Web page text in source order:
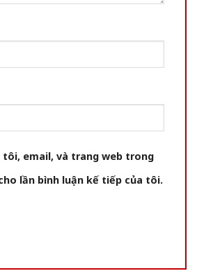
tôi, email, và trang web trong
lần bình luận kế tiếp của tôi.